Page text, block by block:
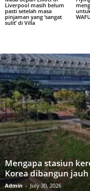
Liverpool masih belum
pasti setelah masa
pinjaman yang ‘sangat
sulit’ di Villa
Mengapa stasiun
Korea dibangun
Admin - July 30, 2026